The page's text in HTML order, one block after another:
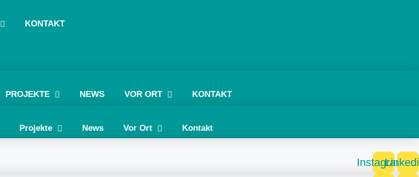
KONTAKT
PROJEKTE NEWS VOR ORT KONTAKT
Projekte News Vor Ort Kontakt
Instagram